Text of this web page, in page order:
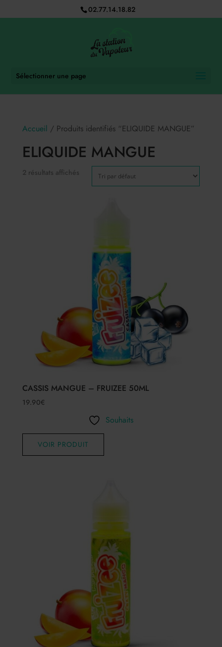
02.77.14.18.82
Sélectionner une page
Accueil / Produits identifiés “ELIQUIDE MANGUE”
ELIQUIDE MANGUE
2 résultats affichés
CASSIS MANGUE – FRUIZEE 50ML
19.90€
Souhaits
VOIR PRODUIT